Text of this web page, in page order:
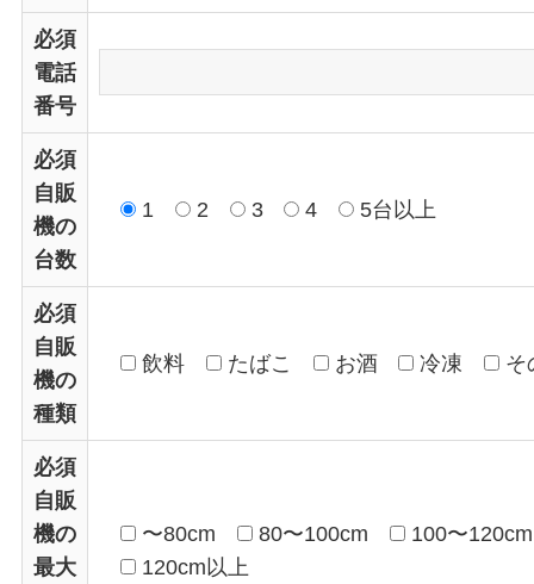
必須
電話
番号
必須
自販
機の
台数
1 2 3 4 5台以上
必須
自販
機の
種類
飲料 たばこ お酒 冷凍 そ
必須
自販
機の
最大
〜80cm 80〜100cm
100〜120cm
120cm以上